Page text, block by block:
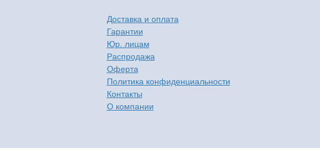
Доставка и оплата
Гарантии
Юр. лицам
Распродажа
Оферта
Политика конфиденциальности
Контакты
О компании